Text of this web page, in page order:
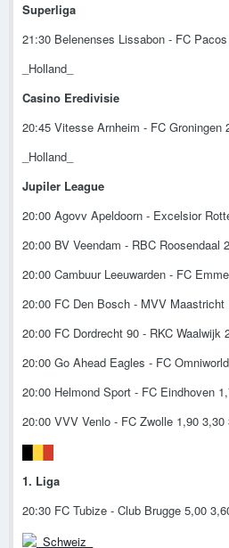
Superliga
21:30 Belenenses Lissabon - FC
_Holland_
Casino Eredivisie
20:45 Vitesse Arnheim - FC Groningen
_Holland_
Jupiler League
20:00 Agovv Apeldoorn - Excelsior
20:00 BV Veendam - RBC Roosendaal
20:00 Cambuur Leeuwarden - FC
20:00 FC Den Bosch - MVV Maastricht
20:00 FC Dordrecht 90 - RKC Waalwijk
20:00 Go Ahead Eagles - FC
20:00 Helmond Sport - FC Eindhoven
20:00 VVV Venlo - FC Zwolle 1,90 3,30
1. Liga
20:30 FC Tubize - Club Brugge 5,00